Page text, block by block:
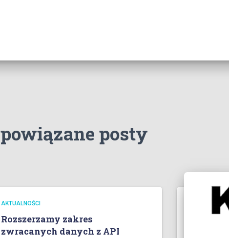
powiązane posty
AKTUALNOŚCI
Rozszerzamy zakres
zwracanych danych z API